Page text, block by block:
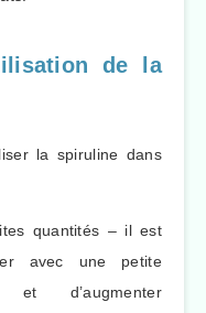
de la
la spiruline dans
quantités – il est
avec une petite
d’augmenter